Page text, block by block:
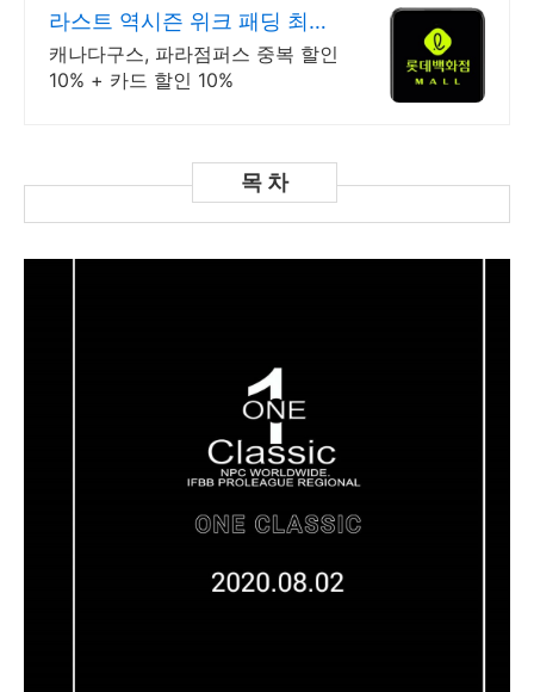
라스트 역시즌 위크 패딩 최대
74% 할인
캐나다구스, 파라점퍼스 중복 할인
10% + 카드 할인 10%